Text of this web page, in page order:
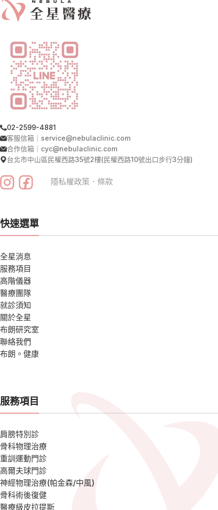
02-2599-4881
客服信箱｜service@nebulaclinic.com
合作信箱｜cyc@nebulaclinic.com
台北市中山區民權西路35號2樓(民權西路10號出口步行3分鐘)
隱私權政策 ． 條款
快速選單
全星消息
服務項目
高階儀器
醫療團隊
就診須知
關於全星
布朗研究室
聯絡我們
布朗。健康
服務項目
肩膀特別診
骨科物理治療
重訓運動門診
高爾夫球門診
神經物理治療(帕金森/中風)
骨科術後復健
醫療級皮拉提斯